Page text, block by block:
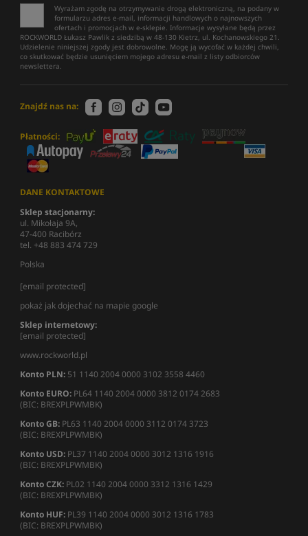
Wyrażam zgodę na otrzymywanie drogą elektroniczną, na podany w
formularzu adres e-mail, informacji handlowych o najnowszych
ofertach i promocjach w e-sklepie. Informacje wysyłane będą przez
ROCKWORLD Łukasz Pawlik z siedzibą w 48-130 Kietrz, ul. Kochanowskiego 21.
Udzielenie niniejszej zgody jest dobrowolne. Mogę ją wycofać w każdej chwili,
co skutkować będzie usunięciem mojego adresu e-mail z listy odbiorców
newslettera.
Znajdź nas na:
Płatności:
DANE KONTAKTOWE
Sklep stacjonarny:
ul. Mikołaja 9A,
47-400 Racibórz
tel. +48 883 474 729
Polska
[email protected]
pokaż jak dojechać na mapie google
Sklep internetowy:
[email protected]
www.rockworld.pl
Konto PLN: 51 1140 2004 0000 3102 3558 4460
Konto EURO: PL64 1140 2004 0000 3812 0174 2683
(BIC: BREXPLPWMBK)
Konto GB: PL63 1140 2004 0000 3112 0174 3723
(BIC: BREXPLPWMBK)
Konto USD: PL37 1140 2004 0000 3012 1316 1916
(BIC: BREXPLPWMBK)
Konto CZK: PL02 1140 2004 0000 3312 1316 1429
(BIC: BREXPLPWMBK)
Konto HUF: PL39 1140 2004 0000 3012 1316 1783
(BIC: BREXPLPWMBK)